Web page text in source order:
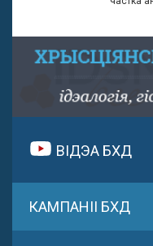
ВІДЭА БХД
КАМПАНІІ БХД